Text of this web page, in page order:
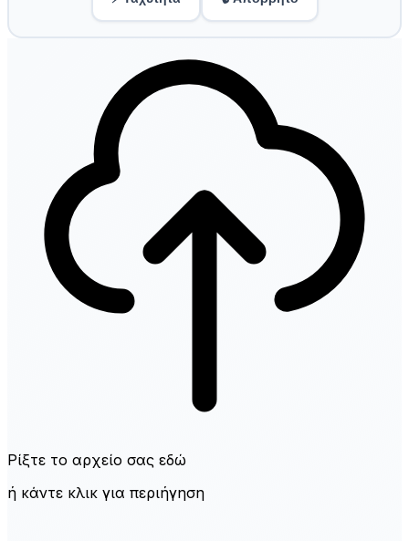
Ρίξτε το αρχείο σας εδώ
ή κάντε κλικ για περιήγηση